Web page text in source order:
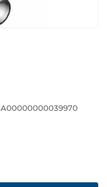
A00000000039970